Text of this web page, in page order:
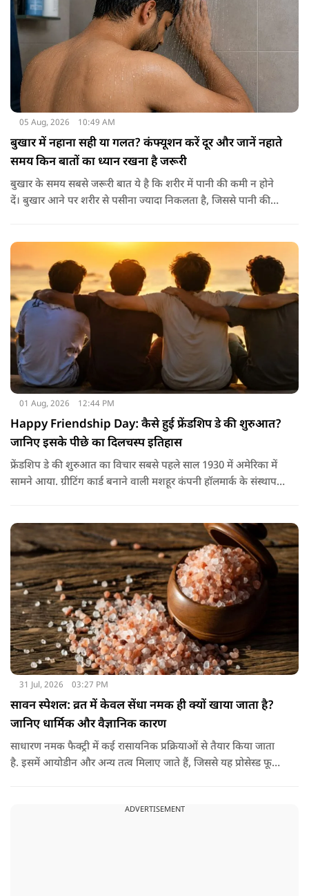
05 Aug, 2026 10:49 AM
बुखार में नहाना सही या गलत? कंफ्यूशन करें दूर और जानें नहाते
समय किन बातों का ध्यान रखना है जरूरी
बुखार के समय सबसे जरूरी बात ये है कि शरीर में पानी की कमी न होने
दें। बुखार आने पर शरीर से पसीना ज्यादा निकलता है, जिससे पानी की
होते हैं। खाने में हल्का और आसानी से पचने वाला भोजन जैसे खिचड़ी
और दलिया आदि लेना अच्छा माना जाता है।
01 Aug, 2026 12:44 PM
Happy Friendship Day: कैसे हुई फ्रेंडशिप डे की शुरुआत?
जानिए इसके पीछे का दिलचस्प इतिहास
फ्रेंडशिप डे की शुरुआत का विचार सबसे पहले साल 1930 में अमेरिका में
सामने आया. ग्रीटिंग कार्ड बनाने वाली मशहूर कंपनी हॉलमार्क के संस्थापक
31 Jul, 2026 03:27 PM
सावन स्पेशल: व्रत में केवल सेंधा नमक ही क्यों खाया जाता है?
जानिए धार्मिक और वैज्ञानिक कारण
साधारण नमक फैक्ट्री में कई रासायनिक प्रक्रियाओं से तैयार किया जाता
है. इसमें आयोडीन और अन्य तत्व मिलाए जाते हैं, जिससे यह प्रोसेस्ड फूड
जाता, इसलिए इसे अधिक शुद्ध माना जाता है.
ADVERTISEMENT